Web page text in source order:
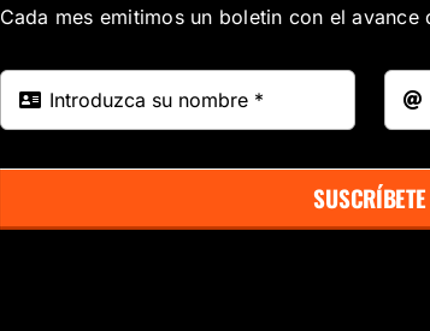
Cada mes emitimos un boletin con el
SUSCRÍBETE